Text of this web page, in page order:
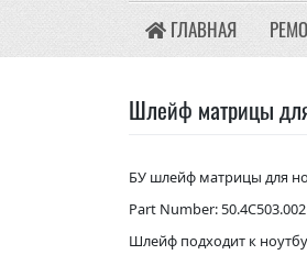
ГЛАВНАЯ
Шлейф матрицы
БУ шлейф матрицы для
Part Number: 50.4C503.002
Шлейф подходит к